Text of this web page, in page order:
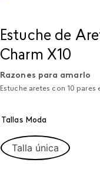
Estuche de
Charm X10​
Razones para amarlo
Estuche aretes con 10
Tallas Moda
Talla única